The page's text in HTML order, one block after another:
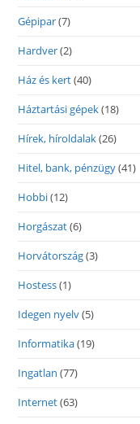
Gépipar(7)
Hardver(2)
Ház és kert(40)
Háztartási gépek(18)
Hírek, híroldalak(26)
Hitel, bank, pénzügy(41)
Hobbi(12)
Horgászat(6)
Horvátország(3)
Hostess(1)
Idegen nyelv(5)
Informatika(19)
Ingatlan (77)
Internet(63)